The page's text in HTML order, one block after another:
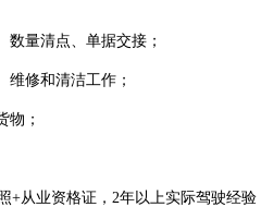
数量清点、单据交接；
维修和清洁工作；
物；
+从业资格证，2年以上实际驾驶经验